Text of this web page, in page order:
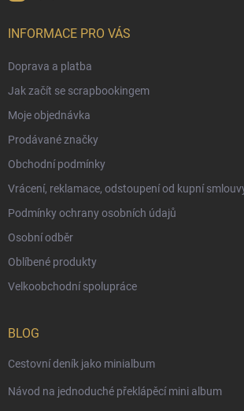
INFORMACE PRO VÁS
Doprava a platba
Jak začít se scrapbookingem
Moje objednávka
Prodávané značky
Obchodní podmínky
Vrácení, reklamace, odstoupení od kupní
Podmínky ochrany osobních údajů
Osobní odběr
Oblíbené produkty
Velkoobchodní spolupráce
BLOG
Cestovní deník jako minialbum
Návod na jednoduché překlápěcí mini album